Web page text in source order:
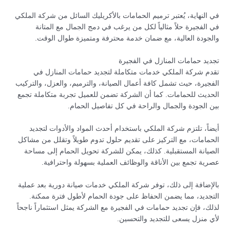
في النهاية، يُعتبر ترميم الحمامات بالأكريليك السائل من شركة الملكي
في الفجيرة حلاً مثالياً لكل من يرغب في دمج الجمال مع المتانة
والجودة العالية، مع ضمان خدمة محترفة ومتميزة طوال الوقت.
تجديد حمامات المنازل في الفجيرة
تقدم شركة الملكي خدمات متكاملة لتجديد حمامات المنازل في
الفجيرة، حيث تشمل كافة أعمال الصيانة، والترميم، والعزل، والتركيب
الحديث للحمامات. كما أن الشركة تضمن للعميل تجربة متكاملة تجمع
بين الجودة والجمال والراحة في كل تفاصيل الحمام.
أيضاً، تلتزم شركة الملكي باستخدام أحدث المواد والأدوات لتجديد
الحمامات، مع التركيز على تقديم حلول تدوم طويلاً وتقلل من مشاكل
الصيانة المستقبلية. كذلك، يمكن للشركة تحويل الحمام إلى مساحة
عصرية تجمع بين الأناقة والوظائف العملية بسهولة واحترافية.
بالإضافة إلى ذلك، توفر شركة الملكي خدمات صيانة دورية بعد عملية
التجديد، مما يضمن الحفاظ على جودة الحمام لأطول فترة ممكنة.
لذلك، فإن تجديد حمامات في الفجيرة مع الشركة يمثل استثماراً ناجحاً
لأي منزل يسعى للتجديد والتحسين.